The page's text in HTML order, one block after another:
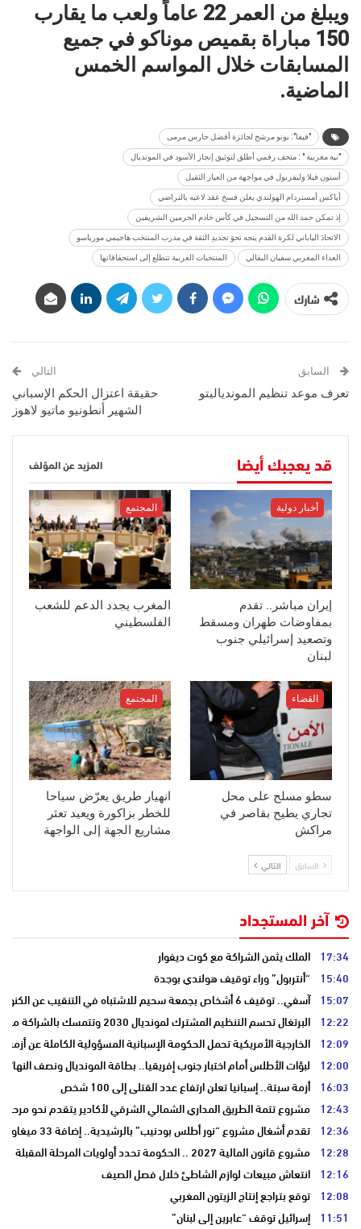
ويبلغ من العمر 22 عاماً ولعب ما يقارب
150 مباراة بقميص موناكو في جميع
المسابقات خلال المواسم الخمس
الماضية.
"فيفا": بونو مرشح لجائزة أفضل حارس مرمى
"نية مغربية " : متحف رقمي أطلق لتوثيق إنجاز الأسود في المونديال
أستون فيلا وليفربول في مواجهة من العيار الثقيل
أياكس أمستردام الهولندي يعلن فسخ عقد لاعبه بالتراضي
إذ تمكن حمد الله من التسجيل في كأس خادم الحرمين الشريفين
الاتحادَ الياباني لكرة القدم يتجه نحوَ تجديدِ الثقة في مدرب المنتخب هاجيمي مورياسو
العداء المغربي سفيان البقالي المنتخبات العربية تتطلع إلى استحقاقاتها
شارك
السابق
تعرف موعد تنظيم الموندياليتو
التالي
حقيقة اعتزال الحكم الإسباني
الشهير أنطونيو ماتيو لاهوز
قد يعجبك أيضا المزيد عن المؤلف
أخبار دولية
إيران مباشر.. تقدم
بمفاوضات طهران ومسقط
وتصعيد إسرائيلي جنوب
لبنان
المجتمع
المغرب يجدد الدعم للشعب
الفلسطيني
القضاء
سطو مسلح على محل
تجاري يطيح بقاصر في
مراكش
المجتمع
انهيار طريق يعرّض سياحا
للخطر بزاكورة ويعيد تعثر
مشاريع الجهة إلى الواجهة
السابق التالي
آخر المستجداد
17:34 الملك يثمن الشراكة مع كوت ديفوار
15:40 “أنتربول” وراء توقيف هولندي بوجدة
15:07 آسفي.. توقيف 6 أشخاص بجمعة سحيم للاشتباه في التنقيب عن الكنوز .
12:22 البرتغال تحسم التنظيم المشترك لمونديال 2030 وتتمسك بالشراكة مع المغرب وإسبانيا
12:09 الخارجية الأمريكية تحمل الحكومة الإسبانية المسؤولية الكاملة عن أزمة
12:00 لبؤات الأطلس أمام اختبار جنوب إفريقيا.. بطاقة المونديال ونصف
16:03 أزمة سبتة.. إسبانيا تعلن ارتفاع عدد القتلى إلى 100 شخص
12:43 مشروع تتمة الطريق المداري الشمالي الشرقي لأكادير يتقدم نحو مرحلة
12:36 تقدم أشغال مشروع “نور أطلس بودنيب” بالرشيدية.. إضافة 33 ميغاوات إلى الشبكة الوطنية
12:28 مشروع قانون المالية 2027 .. الحكومة تحدد أولويات المرحلة المقبلة
12:16 انتعاش مبيعات لوازم الشاطئ خلال فصل الصيف
12:08 توقع بتراجع إنتاج الزيتون المغربي
11:51 إسرائيل توقف “عابرين إلى لبنان”